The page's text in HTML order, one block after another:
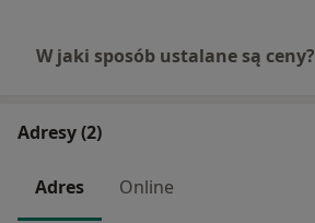
W jaki sposób ustalane są ceny?
Adresy (2)
Adres Online